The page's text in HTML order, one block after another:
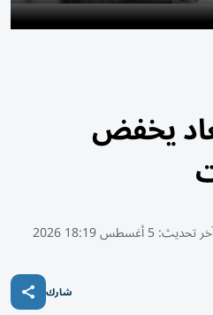
يخفض
تحديث:5 أغسطس 18:19 2026
شارك